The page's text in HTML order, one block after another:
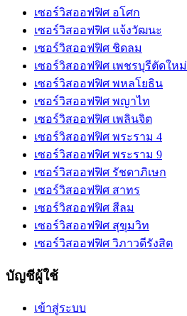
เซอร์วิสออฟฟิศ อโศก
เซอร์วิสออฟฟิศ แจ้งวัฒนะ
เซอร์วิสออฟฟิศ ชิดลม
เซอร์วิสออฟฟิศ เพชรบุรีตัดใหม่
เซอร์วิสออฟฟิศ พหลโยธิน
เซอร์วิสออฟฟิศ พญาไท
เซอร์วิสออฟฟิศ เพลินจิต
เซอร์วิสออฟฟิศ พระราม 4
เซอร์วิสออฟฟิศ พระราม 9
เซอร์วิสออฟฟิศ รัชดาภิเษก
เซอร์วิสออฟฟิศ สาทร
เซอร์วิสออฟฟิศ สีลม
เซอร์วิสออฟฟิศ สุขุมวิท
เซอร์วิสออฟฟิศ วิภาวดีรังสิต
บัญชีผู้ใช้
เข้าสู่ระบบ